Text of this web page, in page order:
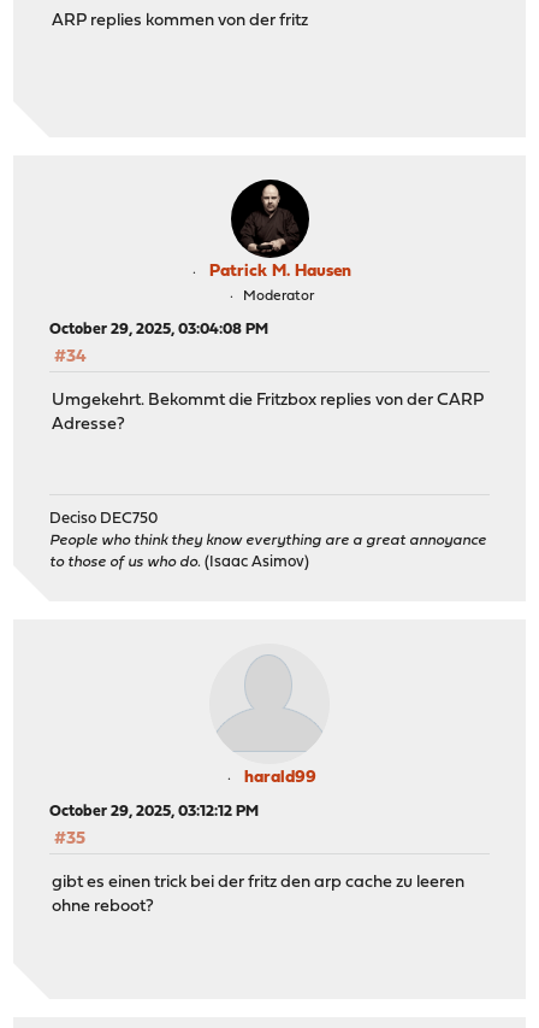
ARP replies kommen von der fritz
Patrick M. Hausen
Moderator
October 29, 2025, 03:04:08 PM
#34
Umgekehrt. Bekommt die Fritzbox replies von der CARP
Adresse?
Deciso DEC750
People who think they know everything are a great annoyance
to those of us who do. (Isaac Asimov)
harald99
October 29, 2025, 03:12:12 PM
#35
gibt es einen trick bei der fritz den arp cache zu leeren
ohne reboot?